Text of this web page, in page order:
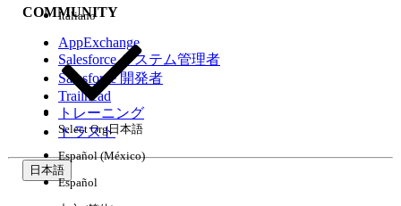
環境
COMMUNITY
AppExchange
Salesforce システム管理者
Salesforce 開発者
Trailhead
トレーニング
トラスト
日本語
Italiano
Select Org日本語
Español (México)
Español